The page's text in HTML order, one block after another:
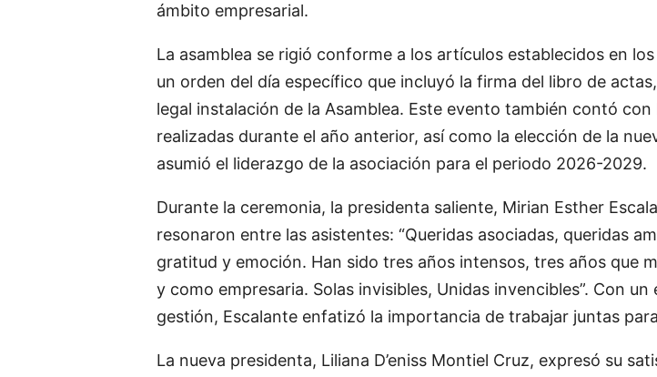
ámbito empresarial.
La asamblea se rigió conforme a los artículos establecidos en
un orden del día específico que incluyó la firma del libro de
legal instalación de la Asamblea. Este evento también contó
realizadas durante el año anterior, así como la elección de la
asumió el liderazgo de la asociación para el periodo 2026-2029.
Durante la ceremonia, la presidenta saliente, Mirian Esther
resonaron entre las asistentes: “Queridas asociadas, queridas
gratitud y emoción. Han sido tres años intensos, tres años que
y como empresaria. Solas invisibles, Unidas invencibles”. Con
gestión, Escalante enfatizó la importancia de trabajar juntas
La nueva presidenta, Liliana D’eniss Montiel Cruz, expresó su